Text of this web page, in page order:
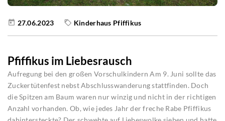
27.06.2023 Kinderhaus Pfiffikus
Pfiffikus im Liebesrausch
Aufregung bei den großen Vorschulkindern Am 9. Juni sollte das
Zuckertütenfest nebst Abschlusswanderung stattfinden. Doch
die Spitzen am Baum waren nur winzig und nicht in der richtigen
Anzahl vorhanden. Ob, wie jedes Jahr der freche Rabe Pfiffikus